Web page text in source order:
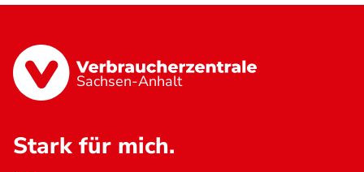
Sachsen-Anhalt
Stark für mich.